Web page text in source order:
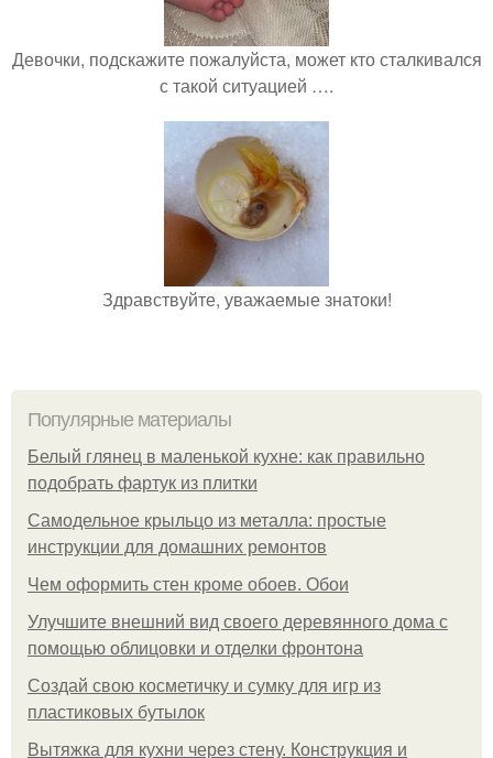
Девочки, подскажите пожалуйста, может кто сталкивался
с такой ситуацией ….
Здравствуйте, уважаемые знатоки!
Популярные материалы
Белый глянец в маленькой кухне: как правильно
подобрать фартук из плитки
Самодельное крыльцо из металла: простые
инструкции для домашних ремонтов
Чем оформить стен кроме обоев. Обои
Улучшите внешний вид своего деревянного дома с
помощью облицовки и отделки фронтона
Создай свою косметичку и сумку для игр из
пластиковых бутылок
Вытяжка для кухни через стену. Конструкция и